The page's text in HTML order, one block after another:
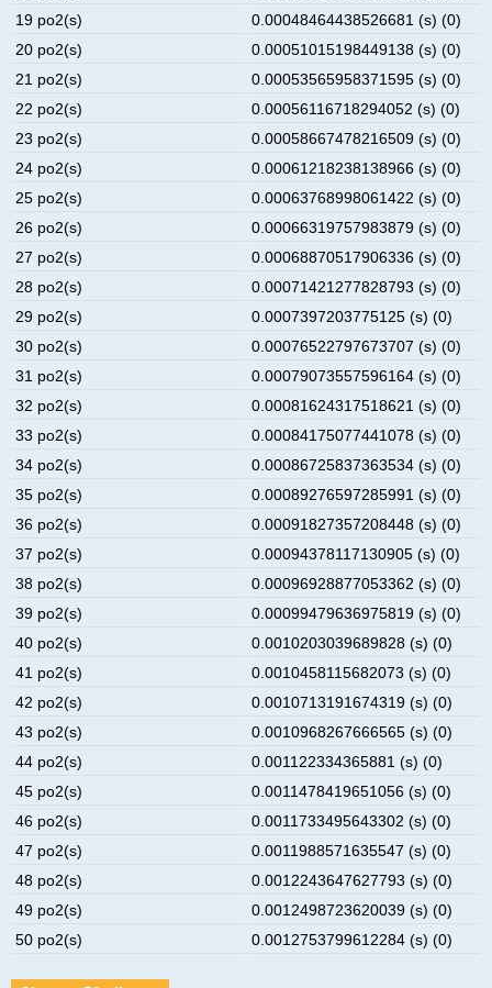
19 po2(s)
0.00048464438526681 (s) (0)
20 po2(s)
0.00051015198449138 (s) (0)
21 po2(s)
0.00053565958371595 (s) (0)
22 po2(s)
0.00056116718294052 (s) (0)
23 po2(s)
0.00058667478216509 (s) (0)
24 po2(s)
0.00061218238138966 (s) (0)
25 po2(s)
0.00063768998061422 (s) (0)
26 po2(s)
0.00066319757983879 (s) (0)
27 po2(s)
0.00068870517906336 (s) (0)
28 po2(s)
0.00071421277828793 (s) (0)
29 po2(s)
0.0007397203775125 (s) (0)
30 po2(s)
0.00076522797673707 (s) (0)
31 po2(s)
0.00079073557596164 (s) (0)
32 po2(s)
0.00081624317518621 (s) (0)
33 po2(s)
0.00084175077441078 (s) (0)
34 po2(s)
0.00086725837363534 (s) (0)
35 po2(s)
0.00089276597285991 (s) (0)
36 po2(s)
0.00091827357208448 (s) (0)
37 po2(s)
0.00094378117130905 (s) (0)
38 po2(s)
0.00096928877053362 (s) (0)
39 po2(s)
0.00099479636975819 (s) (0)
40 po2(s)
0.0010203039689828 (s) (0)
41 po2(s)
0.0010458115682073 (s) (0)
42 po2(s)
0.0010713191674319 (s) (0)
43 po2(s)
0.0010968267666565 (s) (0)
44 po2(s)
0.001122334365881 (s) (0)
45 po2(s)
0.0011478419651056 (s) (0)
46 po2(s)
0.0011733495643302 (s) (0)
47 po2(s)
0.0011988571635547 (s) (0)
48 po2(s)
0.0012243647627793 (s) (0)
49 po2(s)
0.0012498723620039 (s) (0)
50 po2(s)
0.0012753799612284 (s) (0)